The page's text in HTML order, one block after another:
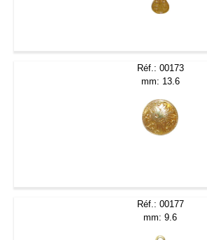
Réf.: 00173
mm: 13.6
Réf.: 00177
mm: 9.6